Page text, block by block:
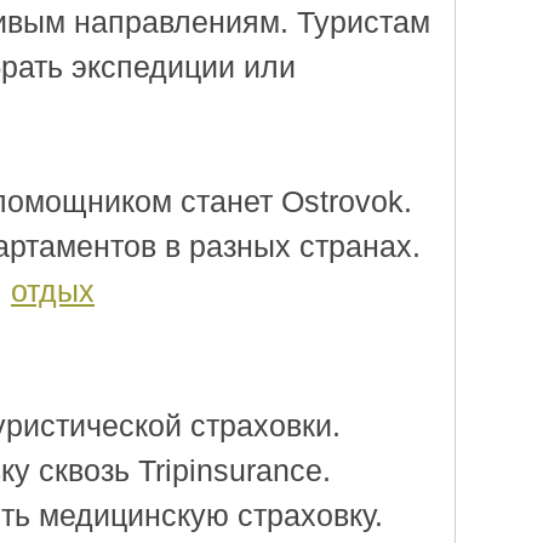
направлениям. Туристам
экспедиции или
станет Ostrovok.
в разных странах.
отдых
страховки.
сквозь Tripinsurance.
медицинскую страховку.